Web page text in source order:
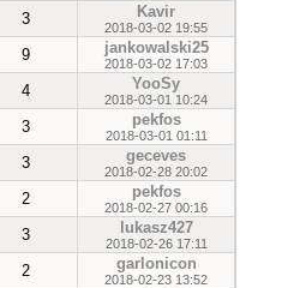
3 Kavir
2018-03-02 19:55
9 jankowalski25
2018-03-02 17:03
4 YooSy
2018-03-01 10:24
3 pekfos
2018-03-01 01:11
3 geceves
2018-02-28 20:02
2 pekfos
2018-02-27 00:16
3 lukasz427
2018-02-26 17:11
2 garlonicon
2018-02-23 13:52